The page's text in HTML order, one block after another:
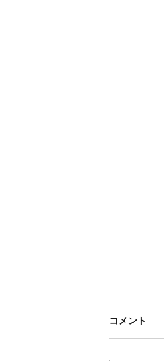
コメント